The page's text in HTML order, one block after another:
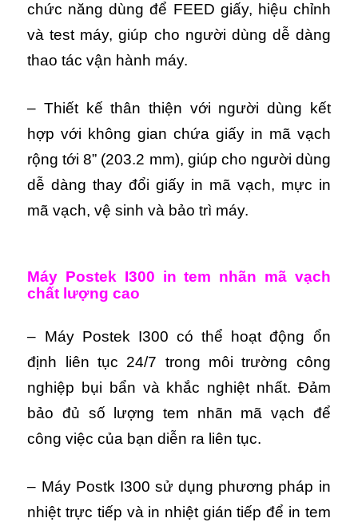
chức năng dùng để FEED giấy, hiệu chỉnh
và test máy, giúp cho người dùng dễ dàng
thao tác vận hành máy.
– Thiết kế thân thiện với người dùng kết
hợp với không gian chứa giấy in mã vạch
rộng tới 8” (203.2 mm), giúp cho người dùng
dễ dàng thay đổi giấy in mã vạch, mực in
mã vạch, vệ sinh và bảo trì máy.
Máy Postek I300 in tem nhãn mã vạch
chất lượng cao
– Máy Postek I300 có thể hoạt động ổn
định liên tục 24/7 trong môi trường công
nghiệp bụi bẩn và khắc nghiệt nhất. Đảm
bảo đủ số lượng tem nhãn mã vạch để
công việc của bạn diễn ra liên tục.
– Máy Postk I300 sử dụng phương pháp in
nhiệt trực tiếp và in nhiệt gián tiếp để in tem